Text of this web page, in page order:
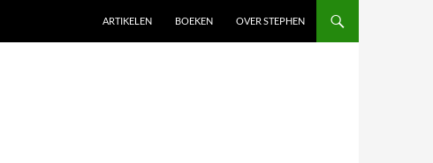
ARTIKELEN
BOEKEN OVER STEPHEN